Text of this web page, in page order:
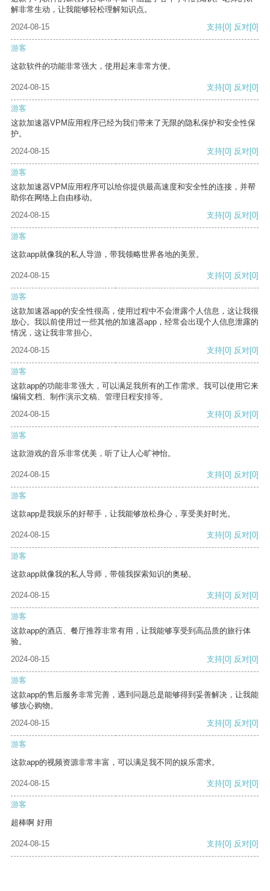
解非常生动，让我能够轻松理解知识点。
2024-08-15
支持[0] 反对[0]
游客
这款软件的功能非常强大，使用起来非常方便。
2024-08-15 支持[0] 反对[0]
游客
这款加速器VPM应用程序已经为我们带来了无限的隐私保护和安全性保
护。
2024-08-15
支持[0] 反对[0]
游客
这款加速器VPM应用程序可以给你提供最高速度和安全性的连接，并帮
助你在网络上自由移动。
2024-08-15
支持[0] 反对[0]
游客
这款app就像我的私人导游，带我领略世界各地的美景。
2024-08-15 支持[0] 反对[0]
游客
这款加速器app的安全性很高，使用过程中不会泄露个人信息，这让我很
放心。我以前使用过一些其他的加速器app，经常会出现个人信息泄露的
情况，这让我非常担心。
2024-08-15
支持[0] 反对[0]
游客
这款app的功能非常强大，可以满足我所有的工作需求。我可以使用它来
编辑文档、制作演示文稿、管理日程安排等。
2024-08-15
支持[0] 反对[0]
游客
这款游戏的音乐非常优美，听了让人心旷神怡。
2024-08-15 支持[0] 反对[0]
游客
这款app是我娱乐的好帮手，让我能够放松身心，享受美好时光。
2024-08-15 支持[0] 反对[0]
游客
这款app就像我的私人导师，带领我探索知识的奥秘。
2024-08-15 支持[0] 反对[0]
游客
这款app的酒店、餐厅推荐非常有用，让我能够享受到高品质的旅行体
验。
2024-08-15
支持[0] 反对[0]
游客
这款app的售后服务非常完善，遇到问题总是能够得到妥善解决，让我能
够放心购物。
2024-08-15
支持[0] 反对[0]
游客
这款app的视频资源非常丰富，可以满足我不同的娱乐需求。
2024-08-15 支持[0] 反对[0]
游客
超棒啊 好用
2024-08-15 支持[0] 反对[0]